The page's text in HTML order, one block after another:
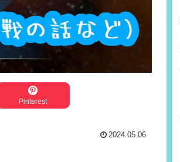
Pinterest
2024.05.06